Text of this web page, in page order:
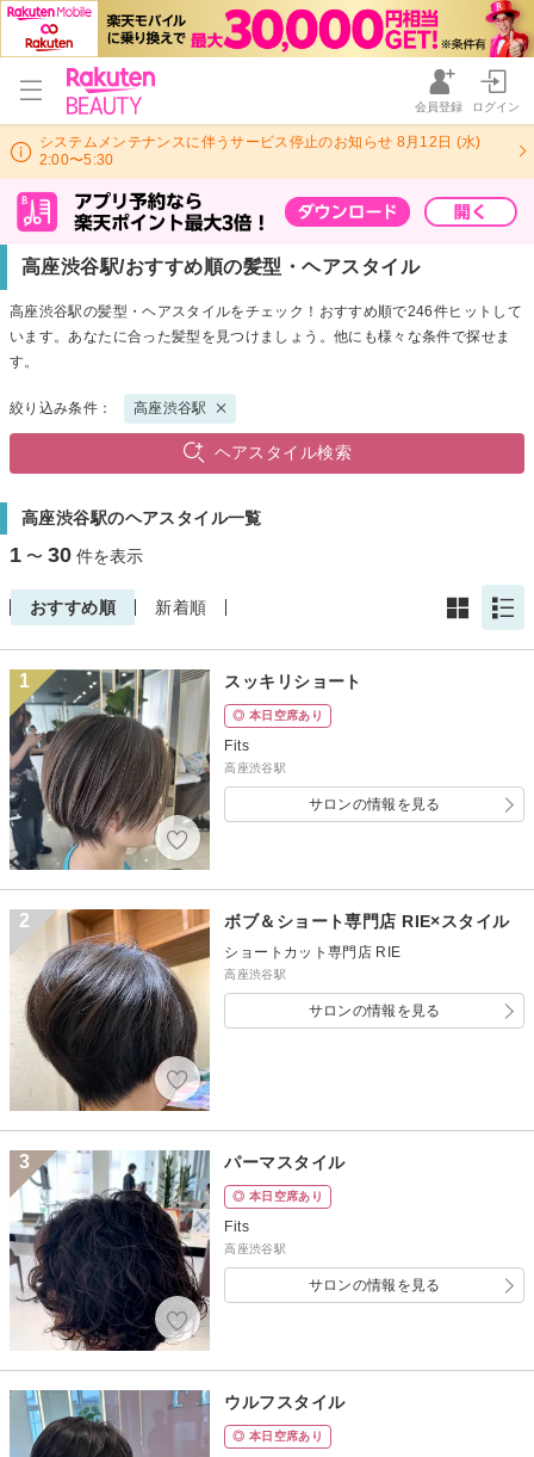
会員登録 ログイン
システムメンテナンスに伴うサービス停止のお知らせ 8月12日 (水)
2:00〜5:30
高座渋谷駅/おすすめ順の髪型・ヘアスタイル
高座渋谷駅の髪型・ヘアスタイルをチェック！おすすめ順で246件ヒットして
います。あなたに合った髪型を見つけましょう。他にも様々な条件で探せま
す。
絞り込み条件： 高座渋谷駅
ヘアスタイル検索
高座渋谷駅のヘアスタイル一覧
1 〜 30 件を表示
おすすめ順 新着順
1 スッキリショート
◎ 本日空席あり
Fits
高座渋谷駅
サロンの情報を見る
2 ボブ＆ショート専門店 RIE×スタイル
ショートカット専門店 RIE
高座渋谷駅
サロンの情報を見る
3 パーマスタイル
◎ 本日空席あり
Fits
高座渋谷駅
サロンの情報を見る
ウルフスタイル
◎ 本日空席あり